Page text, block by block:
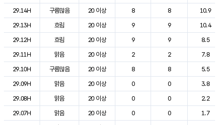
29.14H
구름많음 20 이상 8 8
10.9
29.13H
흐림 20 이상 9 9
10.4
29.12H
흐림 20 이상 9 9
8.5
29.11H
맑음 20 이상 2 2
7.8
29.10H
구름많음 20 이상 8 8
5.5
29.09H
맑음 20 이상 0 0
3.8
29.08H
맑음 20 이상 0 0
2.2
29.07H
맑음 20 이상 0 0
1.7